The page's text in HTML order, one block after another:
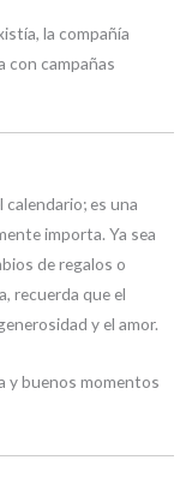
la compañía
con campañas
calendario; es una
importa. Ya sea
de regalos o
recuerda que el
y el amor.
y buenos momentos